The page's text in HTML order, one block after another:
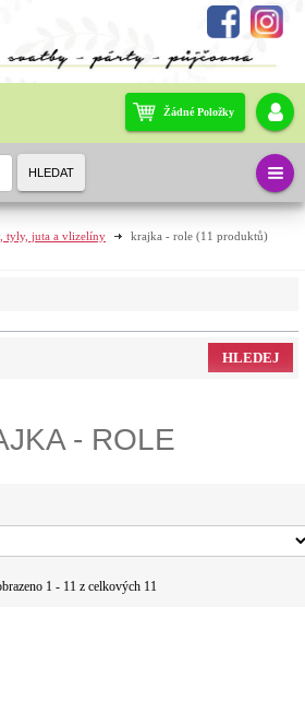
tyly, juta a vlizelíny krajka - role (11 produktů)
HLEDEJ
- ROLE
1 - 11 z celkových 11
Žádné Položky
HLEDAT